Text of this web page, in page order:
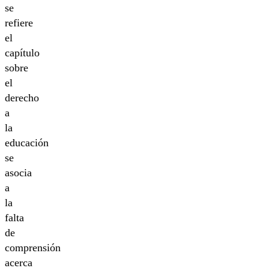
se
refiere
el
capítulo
sobre
el
derecho
a
la
educación
se
asocia
a
la
falta
de
comprensión
acerca